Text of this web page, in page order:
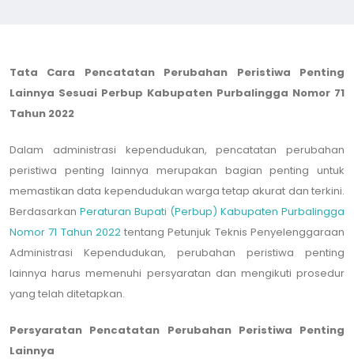
Tata Cara Pencatatan Perubahan Peristiwa Penting
Lainnya Sesuai Perbup Kabupaten Purbalingga Nomor 71
Tahun 2022
Dalam administrasi kependudukan, pencatatan perubahan
peristiwa penting lainnya merupakan bagian penting untuk
memastikan data kependudukan warga tetap akurat dan terkini.
Berdasarkan Peraturan Bupati (Perbup) Kabupaten Purbalingga
Nomor 71 Tahun 2022tentang Petunjuk Teknis Penyelenggaraan
Administrasi Kependudukan, perubahan peristiwa penting
lainnya harus memenuhi persyaratan dan mengikuti prosedur
yang telah ditetapkan.
Persyaratan Pencatatan Perubahan Peristiwa Penting
Lainnya